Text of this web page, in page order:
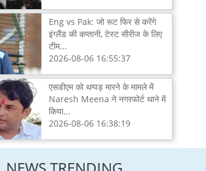
Eng vs Pak: जो रूट फिर से करेंगे
इंग्लैंड की कप्तानी, टेस्ट सीरीज के लिए
टीम...
2026-08-06 16:55:37
एसडीएम को थप्पड़ मारने के मामले में
Naresh Meena ने नगरफोर्ट थाने में
किया...
2026-08-06 16:38:19